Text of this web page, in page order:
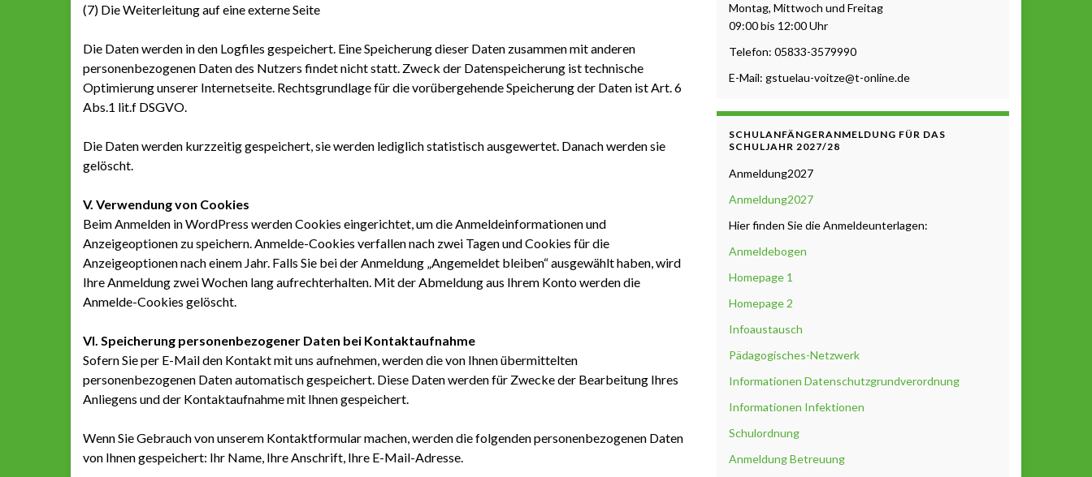
(7) Die Weiterleitung auf eine externe Seite
Die Daten werden in den Logfiles gespeichert. Eine Speicherung dieser Daten zusammen mit anderen
personenbezogenen Daten des Nutzers findet nicht statt. Zweck der Datenspeicherung ist technische
Optimierung unserer Internetseite. Rechtsgrundlage für die vorübergehende Speicherung der Daten ist Art. 6
Abs.1 lit.f DSGVO.
Die Daten werden kurzzeitig gespeichert, sie werden lediglich statistisch ausgewertet. Danach werden sie
gelöscht.
V. Verwendung von Cookies
Beim Anmelden in WordPress werden Cookies eingerichtet, um die Anmeldeinformationen und
Anzeigeoptionen zu speichern. Anmelde-Cookies verfallen nach zwei Tagen und Cookies für die
Anzeigeoptionen nach einem Jahr. Falls Sie bei der Anmeldung „Angemeldet bleiben“ ausgewählt haben, wird
Ihre Anmeldung zwei Wochen lang aufrechterhalten. Mit der Abmeldung aus Ihrem Konto werden die
Anmelde-Cookies gelöscht.
VI. Speicherung personenbezogener Daten bei Kontaktaufnahme
Sofern Sie per E-Mail den Kontakt mit uns aufnehmen, werden die von Ihnen übermittelten
personenbezogenen Daten automatisch gespeichert. Diese Daten werden für Zwecke der Bearbeitung Ihres
Anliegens und der Kontaktaufnahme mit Ihnen gespeichert.
Wenn Sie Gebrauch von unserem Kontaktformular machen, werden die folgenden personenbezogenen Daten
von Ihnen gespeichert: Ihr Name, Ihre Anschrift, Ihre E-Mail-Adresse.
Montag, Mittwoch und Freitag
09:00 bis 12:00 Uhr
Telefon: 05833-3579990
E-Mail: gstuelau-voitze@t-online.de
SCHULANFÄNGERANMELDUNG FÜR DAS
SCHULJAHR 2027/28
Anmeldung2027
Anmeldung2027
Hier finden Sie die Anmeldeunterlagen:
Anmeldebogen
Homepage 1
Homepage 2
Infoaustausch
Pädagogisches-Netzwerk
Informationen Datenschutzgrundverordnung
Informationen Infektionen
Schulordnung
Anmeldung Betreuung